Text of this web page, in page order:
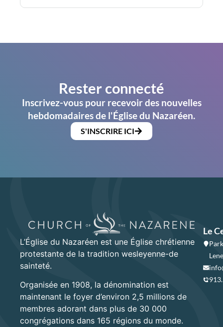
Rester connecté
Inscrivez-vous pour recevoir des nouvelles
hebdomadaires de l'Église du Nazaréen.
S'INSCRIRE ICI
L’Église du Nazaréen est une Église chrétienne
protestante de la tradition wesleyenne-de
sainteté.
Organisée en 1908, la dénomination est
maintenant le foyer d’environ 2,5 millions de
membres adorant dans plus de 30 000
congrégations dans 165 régions du monde.
Le